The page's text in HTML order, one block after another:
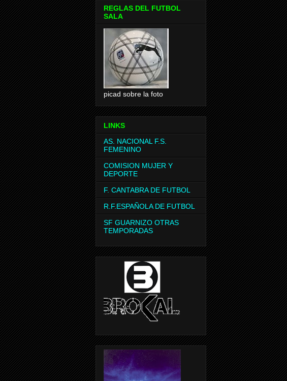
REGLAS DEL FUTBOL
SALA
picad sobre la foto
LINKS
AS. NACIONAL F.S.
FEMENINO
COMISION MUJER Y
DEPORTE
F. CANTABRA DE FUTBOL
R.F.ESPAÑOLA DE FUTBOL
SF GUARNIZO OTRAS
TEMPORADAS